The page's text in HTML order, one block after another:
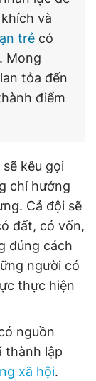
và
trẻ có
Mong
tỏa đến
điểm
kêu gọi
chí hướng
Cả đội sẽ
đất, có vốn,
đúng cách
người có
thực hiện
nguồn
thành lập
xã hội.